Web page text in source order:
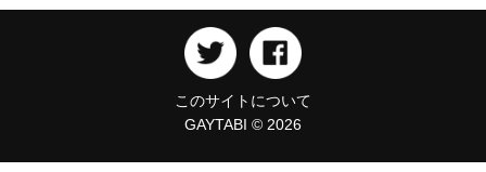
このサイトについて
GAYTABI © 2026